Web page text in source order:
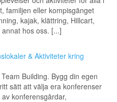
familjen eller kompisgänget
kajak, klättring, Hillcart,
hos oss. [...]
& Aktiviteter kring
Building. Bygg din egen
sätt att välja era konferenser
konferensgårdar,